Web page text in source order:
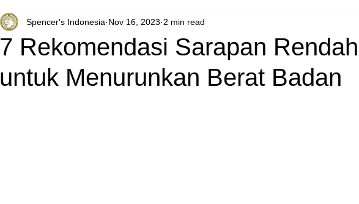
7 Rekomendasi Sarapan
untuk Menurunkan Berat Badan
Spencer's Indonesia Nov 16, 2023 2 min read